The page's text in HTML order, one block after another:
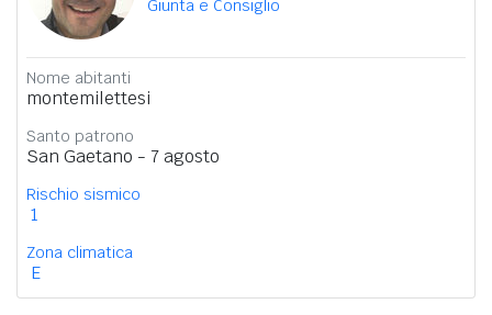
Giunta e Consiglio
Nome abitanti
montemilettesi
Santo patrono
San Gaetano - 7 agosto
Rischio sismico
1
Zona climatica
E